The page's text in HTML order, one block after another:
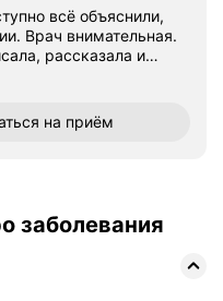
всё объяснили,
Врач внимательная.
рассказала и…
на приём
заболевания